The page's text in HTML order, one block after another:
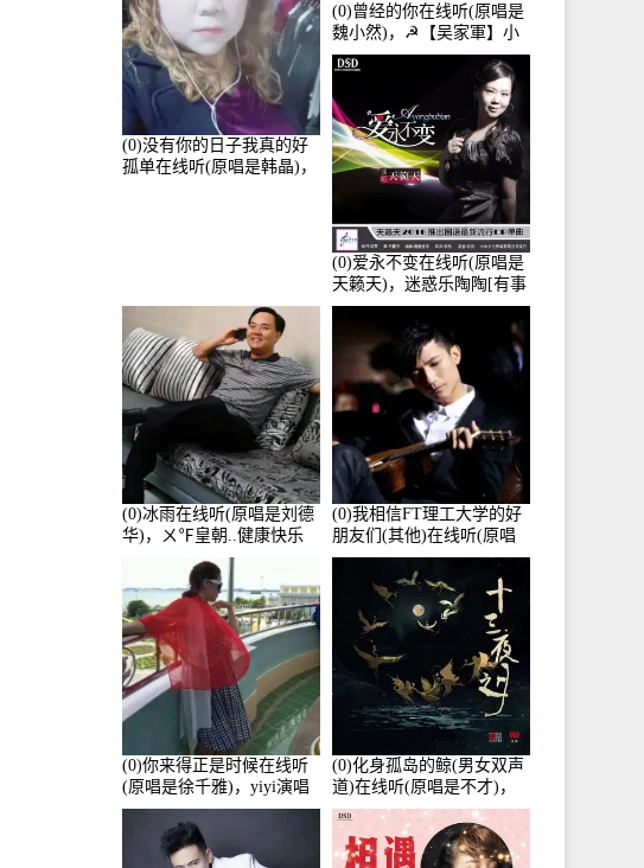
(0)没有你的日子我真的好
孤单在线听(原唱是韩晶)，
(0)曾经的你在线听(原唱是
魏小然)，☭【吴家軍】小
慧子的演唱点播:28043次
(0)爱永不变在线听(原唱是
天籁天)，迷惑乐陶陶[有事
暂离]演唱点播:27678次
(0)冰雨在线听(原唱是刘德
华)，ㄨ℉皇朝..健康快乐
演唱点播:26643次
(0)我相信FT理工大学的好
朋友们(其他)在线听(原唱
是杨培安)，老乔演唱点
播:23714次
(0)你来得正是时候在线听
(原唱是徐千雅)，yiyi演唱
点播:21991次
(0)化身孤岛的鲸(男女双声
道)在线听(原唱是不才)，
HGBai演唱点播:19428次